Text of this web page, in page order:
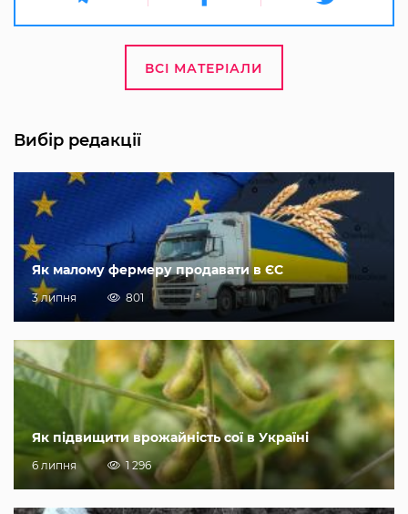
ВСІ МАТЕРІАЛИ
Вибір редакції
Як малому фермеру продавати в ЄС
3 липня 801
Як підвищити врожайність сої в Україні
6 липня 1 296